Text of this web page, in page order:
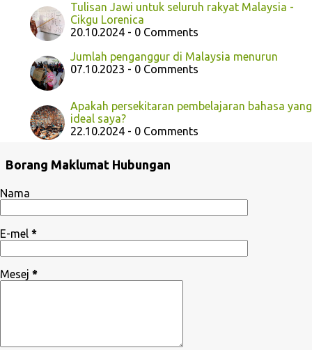
Tulisan Jawi untuk seluruh rakyat Malaysia -
Cikgu Lorenica
20.10.2024 - 0 Comments
Jumlah penganggur di Malaysia menurun
07.10.2023 - 0 Comments
Apakah persekitaran pembelajaran bahasa yang
ideal saya?
22.10.2024 - 0 Comments
Borang Maklumat Hubungan
Nama
E-mel *
Mesej *